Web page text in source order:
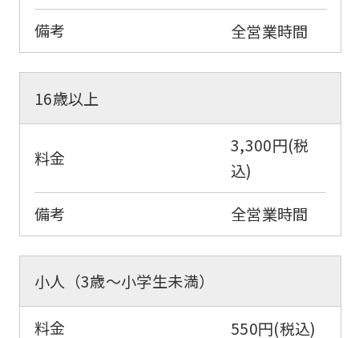
備考
全営業時間
16歳以上
料金
3,300円(税
込)
備考
全営業時間
小人（3歳～小学生未満）
料金 550円(税込)